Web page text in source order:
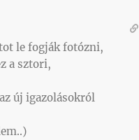
le fogják fotózni,
a sztori,
új igazolásokról